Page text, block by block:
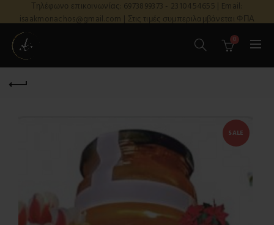
Τηλέφωνο επικοινωνίας: 6973899373 - 2310454655 | Email:
isaakmonachos@gmail.com | Στις τιμές συμπεριλαμβάνεται ΦΠΑ
0
SALE